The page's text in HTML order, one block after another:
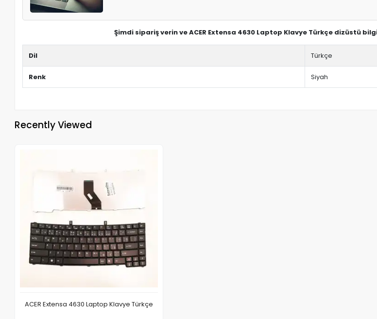
Şimdi sipariş verin ve ACER Extensa 4630 Laptop Klavye Türkçe dizüstü
Dil Türkçe
Renk Siyah
Recently Viewed
ACER Extensa 4630 Laptop Klavye Türkçe